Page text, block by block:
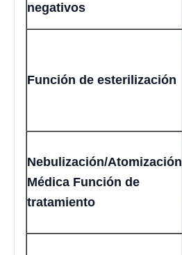
negativos
Función de esterilización
Nebulización/Atomización
Médica Función de
tratamiento